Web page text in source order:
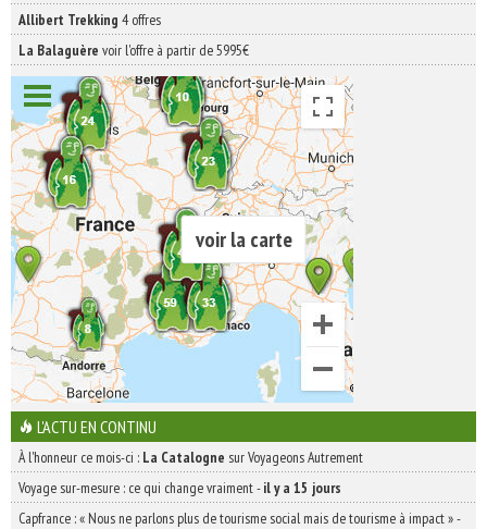
Allibert Trekking 4 offres
La Balaguère voir l'offre à partir de 5995€
voir la carte
L'ACTU EN CONTINU
À l'honneur ce mois-ci : La Catalogne sur Voyageons Autrement
Voyage sur-mesure : ce qui change vraiment-il y a 15 jours
Capfrance : « Nous ne parlons plus de tourisme social mais de tourisme à impact »-